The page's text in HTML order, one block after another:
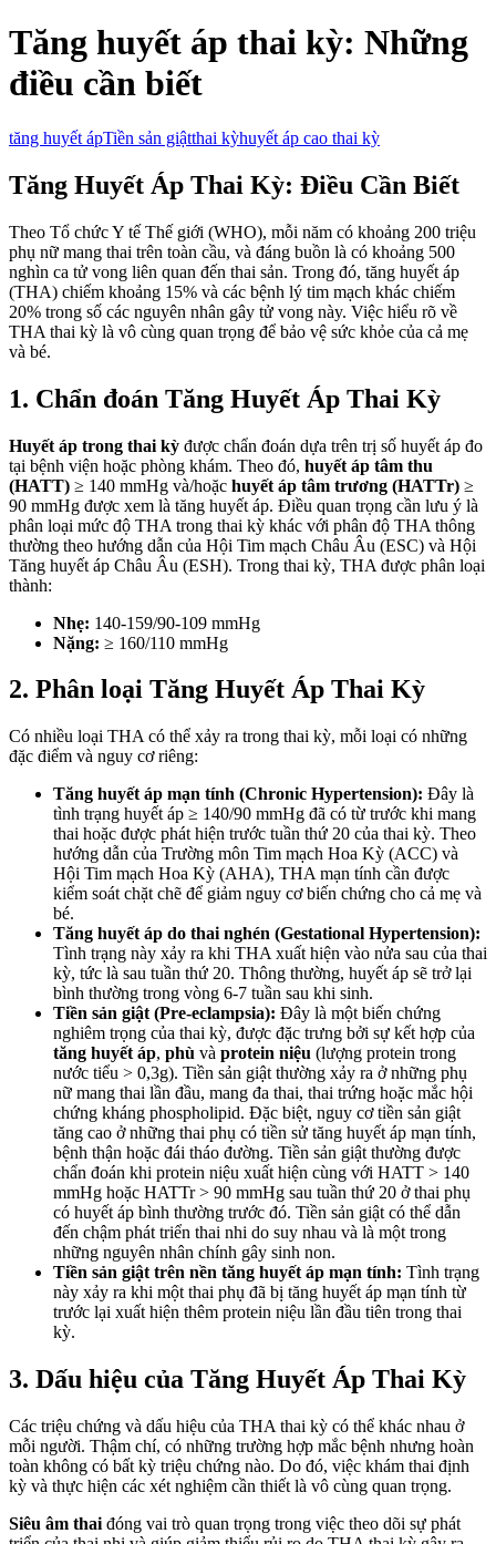
Tăng huyết áp thai kỳ: Những
điều cần biết
tăng huyết ápTiền sản giậtthai kỳhuyết áp cao thai kỳ
Tăng Huyết Áp Thai Kỳ: Điều Cần Biết
Theo Tổ chức Y tế Thế giới (WHO), mỗi năm có khoảng 200 triệu
phụ nữ mang thai trên toàn cầu, và đáng buồn là có khoảng 500
nghìn ca tử vong liên quan đến thai sản. Trong đó, tăng huyết áp
(THA) chiếm khoảng 15% và các bệnh lý tim mạch khác chiếm
20% trong số các nguyên nhân gây tử vong này. Việc hiểu rõ về
THA thai kỳ là vô cùng quan trọng để bảo vệ sức khỏe của cả mẹ
và bé.
1. Chẩn đoán Tăng Huyết Áp Thai Kỳ
Huyết áp trong thai kỳ được chẩn đoán dựa trên trị số huyết áp đo
tại bệnh viện hoặc phòng khám. Theo đó, huyết áp tâm thu
(HATT) ≥ 140 mmHg và/hoặc huyết áp tâm trương (HATTr) ≥
90 mmHg được xem là tăng huyết áp. Điều quan trọng cần lưu ý là
phân loại mức độ THA trong thai kỳ khác với phân độ THA thông
thường theo hướng dẫn của Hội Tim mạch Châu Âu (ESC) và Hội
Tăng huyết áp Châu Âu (ESH). Trong thai kỳ, THA được phân loại
thành:
Nhẹ: 140-159/90-109 mmHg
Nặng: ≥ 160/110 mmHg
2. Phân loại Tăng Huyết Áp Thai Kỳ
Có nhiều loại THA có thể xảy ra trong thai kỳ, mỗi loại có những
đặc điểm và nguy cơ riêng:
Tăng huyết áp mạn tính (Chronic Hypertension): Đây là
tình trạng huyết áp ≥ 140/90 mmHg đã có từ trước khi mang
thai hoặc được phát hiện trước tuần thứ 20 của thai kỳ. Theo
hướng dẫn của Trường môn Tim mạch Hoa Kỳ (ACC) và
Hội Tim mạch Hoa Kỳ (AHA), THA mạn tính cần được
kiểm soát chặt chẽ để giảm nguy cơ biến chứng cho cả mẹ và
bé.
Tăng huyết áp do thai nghén (Gestational Hypertension):
Tình trạng này xảy ra khi THA xuất hiện vào nửa sau của thai
kỳ, tức là sau tuần thứ 20. Thông thường, huyết áp sẽ trở lại
bình thường trong vòng 6-7 tuần sau khi sinh.
Tiền sản giật (Pre-eclampsia): Đây là một biến chứng
nghiêm trọng của thai kỳ, được đặc trưng bởi sự kết hợp của
tăng huyết áp, phù và protein niệu (lượng protein trong
nước tiểu > 0,3g). Tiền sản giật thường xảy ra ở những phụ
nữ mang thai lần đầu, mang đa thai, thai trứng hoặc mắc hội
chứng kháng phospholipid. Đặc biệt, nguy cơ tiền sản giật
tăng cao ở những thai phụ có tiền sử tăng huyết áp mạn tính,
bệnh thận hoặc đái tháo đường. Tiền sản giật thường được
chẩn đoán khi protein niệu xuất hiện cùng với HATT > 140
mmHg hoặc HATTr > 90 mmHg sau tuần thứ 20 ở thai phụ
có huyết áp bình thường trước đó. Tiền sản giật có thể dẫn
đến chậm phát triển thai nhi do suy nhau và là một trong
những nguyên nhân chính gây sinh non.
Tiền sản giật trên nền tăng huyết áp mạn tính: Tình trạng
này xảy ra khi một thai phụ đã bị tăng huyết áp mạn tính từ
trước lại xuất hiện thêm protein niệu lần đầu tiên trong thai
kỳ.
3. Dấu hiệu của Tăng Huyết Áp Thai Kỳ
Các triệu chứng và dấu hiệu của THA thai kỳ có thể khác nhau ở
mỗi người. Thậm chí, có những trường hợp mắc bệnh nhưng hoàn
toàn không có bất kỳ triệu chứng nào. Do đó, việc khám thai định
kỳ và thực hiện các xét nghiệm cần thiết là vô cùng quan trọng.
Siêu âm thai đóng vai trò quan trọng trong việc theo dõi sự phát